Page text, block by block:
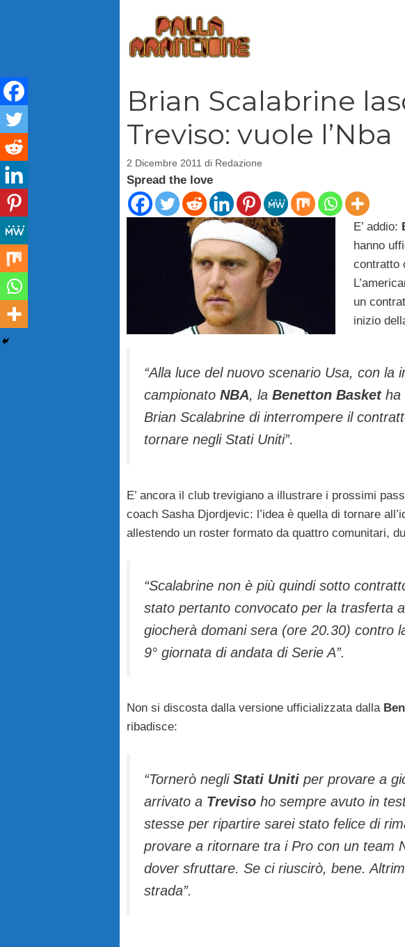
Brian Scalabrine
Treviso: vuole l’Nba
2 Dicembre 2011 di Redazione
Spread the love
E’ addio:
hanno
contratto
un
inizio
“Alla luce del nuovo scenario Usa, con la
campionato NBA, la Benetton Basketha
Brian Scalabrine di interrompere il
tornare negli Stati Uniti”.
E’ ancora il club trevigiano a illustrare i prossimi
coach Sasha Djordjevic: l’idea è quella di tornare
allestendo un roster formato da quattro comunitari,
“Scalabrine non è più quindi sotto
stato pertanto convocato per la trasferta
giocherà domani sera (ore 20.30) contro
9° giornata di andata di Serie A”.
Non si discosta dalla versione ufficializzata dalla
ribadisce:
“Tornerò negliStati Uniti per provare a
arrivato a Treviso ho sempre avuto in
stesse per ripartire sarei stato felice di
provare a ritornare tra i Pro con un team
dover sfruttare. Se ci riuscirò, bene.
strada”.